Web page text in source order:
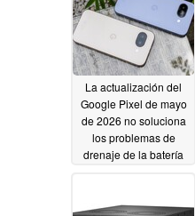
La actualización del
Google Pixel de mayo
de 2026 no soluciona
los problemas de
drenaje de la batería